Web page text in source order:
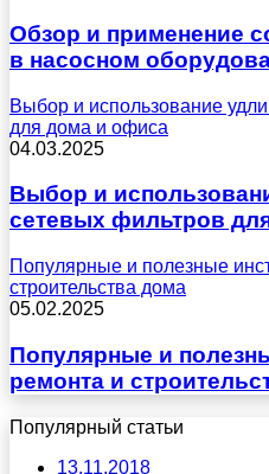
Обзор и применение
в насосном
Выбор и использование
для дома и офиса
04.03.2025
Выбор и
сетевых фильтров
Популярные и полезные
строительства дома
05.02.2025
Популярные и
ремонта и
Популярный статьи
13.11.2018